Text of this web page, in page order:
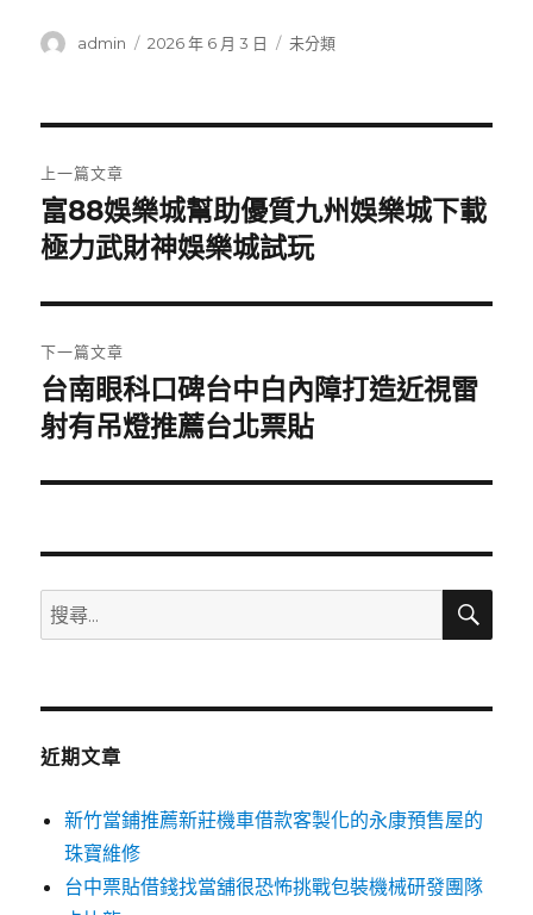
作
admin
發
2026 年 6 月 3 日
分
未分類
章
導
覽
上一篇文章
上
一
文
章:
富88娛樂城幫助優質九州娛樂城下載
極力武財神娛樂城試玩
下一篇文章
下
一
文
台南眼科口碑台中白內障打造近視雷
射有吊燈推薦台北票貼
搜
尋
鍵
搜
近期文章
新竹當鋪推薦新莊機車借款客製化的永康預售屋的
珠寶維修
台中票貼借錢找當舖很恐怖挑戰包裝機械研發團隊